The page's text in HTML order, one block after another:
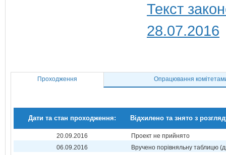
Текст
28.07.2016
Проходження Опрацювання
Дати та стан проходження: Відхилено та знято з
20.09.2016
Проект не прийнято
06.09.2016
Вручено порівняльну таблицю